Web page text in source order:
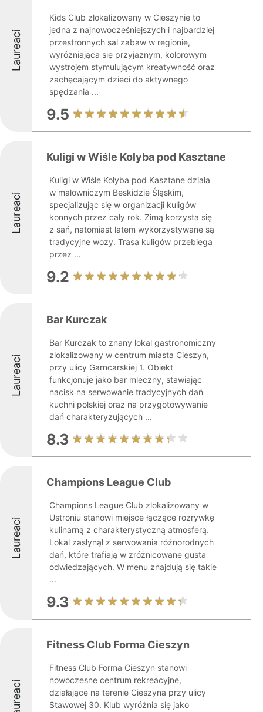
Laureaci
Kids Club zlokalizowany w Cieszynie to
jedna z najnowocześniejszych i najbardziej
przestronnych sal zabaw w regionie,
wyróżniająca się przyjaznym, kolorowym
wystrojem stymulującym kreatywność oraz
zachęcającym dzieci do aktywnego
spędzania ...
9.5
Laureaci
Kuligi w Wiśle Kolyba pod Kasztane
Kuligi w Wiśle Kolyba pod Kasztane działa
w malowniczym Beskidzie Śląskim,
specjalizując się w organizacji kuligów
konnych przez cały rok. Zimą korzysta się
z sań, natomiast latem wykorzystywane są
tradycyjne wozy. Trasa kuligów przebiega
przez ...
9.2
Laureaci
Bar Kurczak
Bar Kurczak to znany lokal gastronomiczny
zlokalizowany w centrum miasta Cieszyn,
przy ulicy Garncarskiej 1. Obiekt
funkcjonuje jako bar mleczny, stawiając
nacisk na serwowanie tradycyjnych dań
kuchni polskiej oraz na przygotowywanie
dań charakteryzujących ...
8.3
Laureaci
Champions League Club
Champions League Club zlokalizowany w
Ustroniu stanowi miejsce łączące rozrywkę
kulinarną z charakterystyczną atmosferą.
Lokal zasłynął z serwowania różnorodnych
dań, które trafiają w zróżnicowane gusta
odwiedzających. W menu znajdują się takie
...
9.3
Laureaci
Fitness Club Forma Cieszyn
Fitness Club Forma Cieszyn stanowi
nowoczesne centrum rekreacyjne,
działające na terenie Cieszyna przy ulicy
Stawowej 30. Klub wyróżnia się jako